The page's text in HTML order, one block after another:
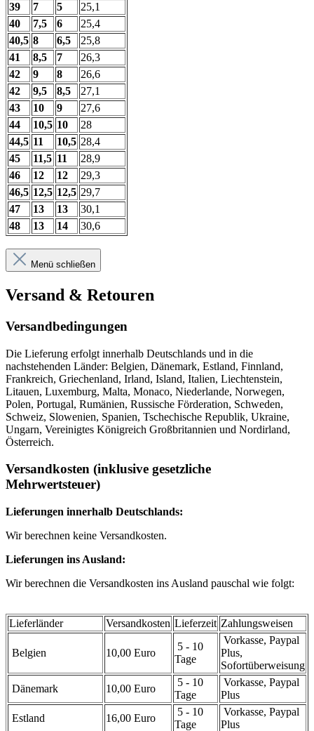
39
7 5
25,1
40
7,5 6
25,4
40,5 8 6,5
25,8
41
8,5 7
26,3
42
9 8
26,6
42
9,5 8,5
27,1
43
10 9
27,6
44
10,5 10
28
44,5 11 10,5 28,4
45
11,5 11
28,9
46
12 12
29,3
46,5 12,5 12,5 29,7
47
13 13
30,1
48
13 14 30,6
Menü schließen
Versand & Retouren
Versandbedingungen
Die Lieferung erfolgt innerhalb Deutschlands und in die
nachstehenden Länder: Belgien, Dänemark, Estland, Finnland,
Frankreich, Griechenland, Irland, Island, Italien, Liechtenstein,
Litauen, Luxemburg, Malta, Monaco, Niederlande, Norwegen,
Polen, Portugal, Rumänien, Russische Förderation, Schweden,
Schweiz, Slowenien, Spanien, Tschechische Republik, Ukraine,
Ungarn, Vereinigtes Königreich Großbritannien und Nordirland,
Österreich.
Versandkosten (inklusive gesetzliche
Mehrwertsteuer)
Lieferungen innerhalb Deutschlands:
Wir berechnen keine Versandkosten.
Lieferungen ins Ausland:
Wir berechnen die Versandkosten ins Ausland pauschal wie folgt:
Lieferländer Versandkosten Lieferzeit Zahlungsweisen
Belgien 10,00 Euro
5 - 10
Tage
Vorkasse, Paypal
Plus,
Sofortüberweisung
Dänemark
10,00 Euro
5 - 10
Tage
Vorkasse, Paypal
Plus
Estland
16,00 Euro
5 - 10
Tage
Vorkasse, Paypal
Plus